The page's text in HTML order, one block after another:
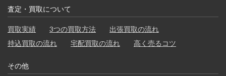
査定・買取について
買取実績 3つの買取方法
出張買取の流れ
持込買取の流れ
宅配買取の流れ 高く売るコツ
その他